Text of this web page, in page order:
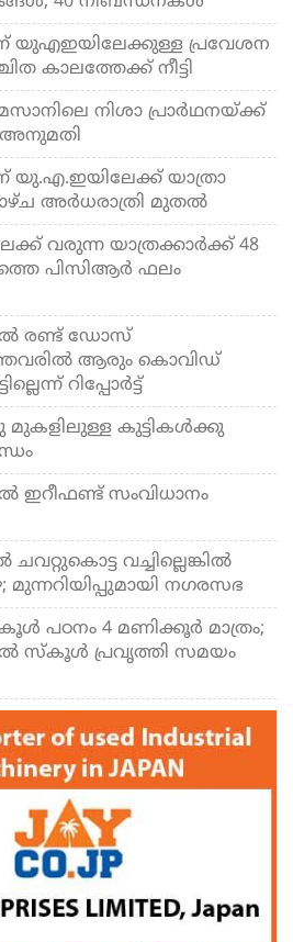
യുഎഇയിലേക്കുള്ള പ്രവേശന
കാലത്തേക്ക് നീട്ടി
നിശാ പ്രാര്‍ഥനയ്ക്ക്
യു.എ.ഇയിലേക്ക് യാത്രാ
അര്‍ധരാത്രി മുതല്‍
വരുന്ന യാത്രക്കാര്‍ക്ക് 48
പിസിആര്‍ ഫലം
രണ്ട് ഡോസ്
ആരും കൊവിഡ്
റിപ്പോര്‍ട്ട്
കുട്ടികള്‍ക്കു
സംവിധാനം
വച്ചില്ലെങ്കില്‍
മുന്നറിയിപ്പുമായി നഗരസഭ
പഠനം 4 മണിക്കൂര്‍ മാത്രം;
സ്‌കൂള്‍ പ്രവൃത്തി സമയം